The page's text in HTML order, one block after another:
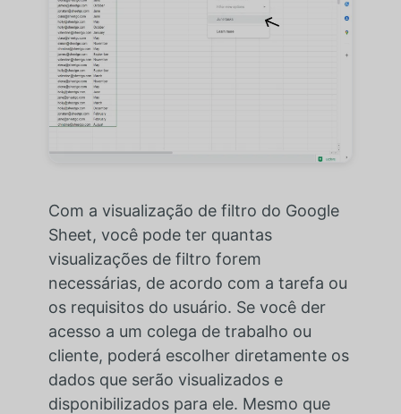
Com a visualização de filtro do Google
Sheet, você pode ter quantas
visualizações de filtro forem
necessárias, de acordo com a tarefa ou
os requisitos do usuário. Se você der
acesso a um colega de trabalho ou
cliente, poderá escolher diretamente os
dados que serão visualizados e
disponibilizados para ele. Mesmo que